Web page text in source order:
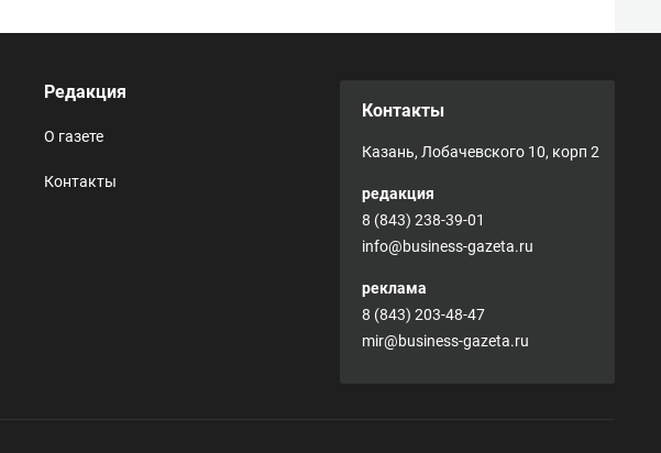
Редакция
О газете
Контакты
Контакты
Казань, Лобачевского 10, корп 2
редакция
8 (843) 238-39-01
info@business-gazeta.ru
реклама
8 (843) 203-48-47
mir@business-gazeta.ru